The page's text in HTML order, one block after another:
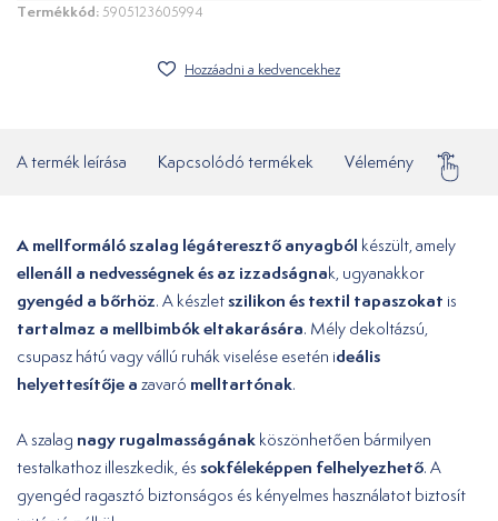
Termékkód: 5905123605994
Hozzáadni a kedvencekhez
A termék leírása Kapcsolódó termékek Vélemény
A mellformáló szalag légáteresztő anyagból készült, amely
ellenáll a nedvességnek és az izzadságnak, ugyanakkor
gyengéd a bőrhöz. A készletszilikon és textil tapaszokat is
tartalmaz a mellbimbók eltakarására. Mély dekoltázsú,
csupasz hátú vagy vállú ruhák viselése esetén ideális
helyettesítője a zavaró melltartónak.
A szalag nagy rugalmasságának köszönhetően bármilyen
testalkathoz illeszkedik, és sokféleképpen felhelyezhető. A
gyengéd ragasztó biztonságos és kényelmes használatot biztosít